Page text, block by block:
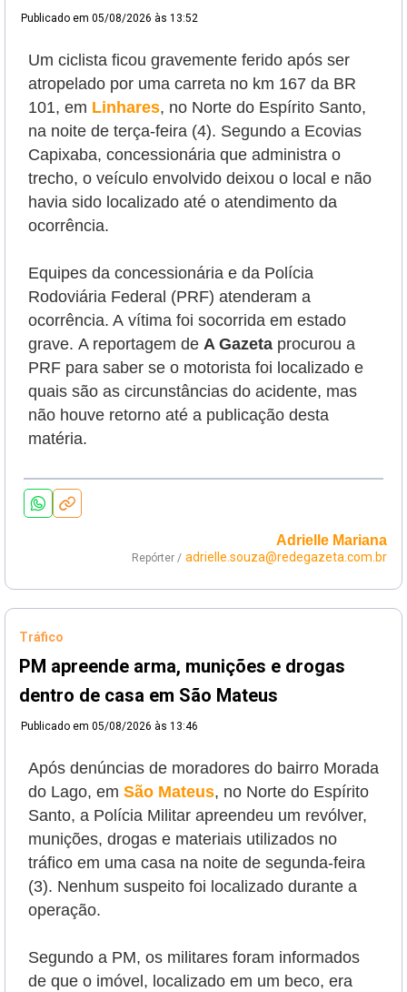
Publicado em 05/08/2026 às 13:52
Um ciclista ficou gravemente ferido após ser
atropelado por uma carreta no km 167 da BR
101, em Linhares, no Norte do Espírito Santo,
na noite de terça-feira (4). Segundo a Ecovias
Capixaba, concessionária que administra o
trecho, o veículo envolvido deixou o local e não
havia sido localizado até o atendimento da
ocorrência.
Equipes da concessionária e da Polícia
Rodoviária Federal (PRF) atenderam a
ocorrência. A vítima foi socorrida em estado
grave. A reportagem de A Gazeta procurou a
PRF para saber se o motorista foi localizado e
quais são as circunstâncias do acidente, mas
não houve retorno até a publicação desta
matéria.
Adrielle Mariana
Repórter / adrielle.souza@redegazeta.com.br
Tráfico
PM apreende arma, munições e drogas
dentro de casa em São Mateus
Publicado em 05/08/2026 às 13:46
Após denúncias de moradores do bairro Morada
do Lago, em São Mateus, no Norte do Espírito
Santo, a Polícia Militar apreendeu um revólver,
munições, drogas e materiais utilizados no
tráfico em uma casa na noite de segunda-feira
(3). Nenhum suspeito foi localizado durante a
operação.
Segundo a PM, os militares foram informados
de que o imóvel, localizado em um beco, era